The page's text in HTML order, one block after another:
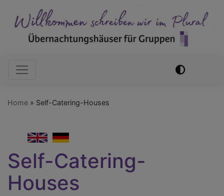
main
content
Hauptnavigation
Home Self-Catering-Houses
English
Self-Catering-
Houses